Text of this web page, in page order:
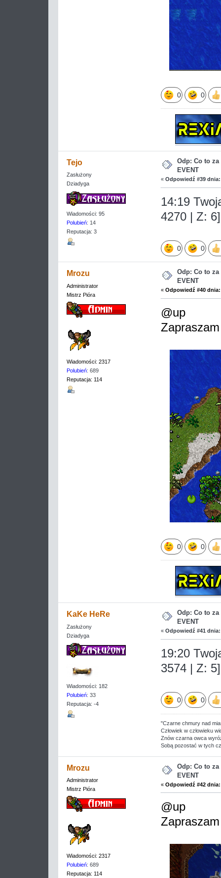
0 0
Tejo
Zasłużony
Dziadyga
Wiadomości: 95
Polubień: 14
Reputacja: 3
Odp: Co to za
EVENT
« Odpowiedź #39 dnia:
14:19
4270 | Z: 6]
0 0
Mrozu
Administrator
Mistrz Pióra
Wiadomości: 2317
Polubień: 689
Reputacja: 114
Odp: Co to za
EVENT
« Odpowiedź #40 dnia:
@up
0 0
KaKe HeRe
Zasłużony
Dziadyga
Wiadomości: 182
Polubień: 33
Reputacja: -4
Odp: Co to za
EVENT
« Odpowiedź #41 dnia:
19:20
3574 | Z: 5]
0 0
"Czarne chmury nad
Człowiek w człowieku
Znów czarna owca
Sobą pozostać w tych
Mrozu
Administrator
Mistrz Pióra
Wiadomości: 2317
Polubień: 689
Reputacja: 114
Odp: Co to za
EVENT
« Odpowiedź #42 dnia:
@up